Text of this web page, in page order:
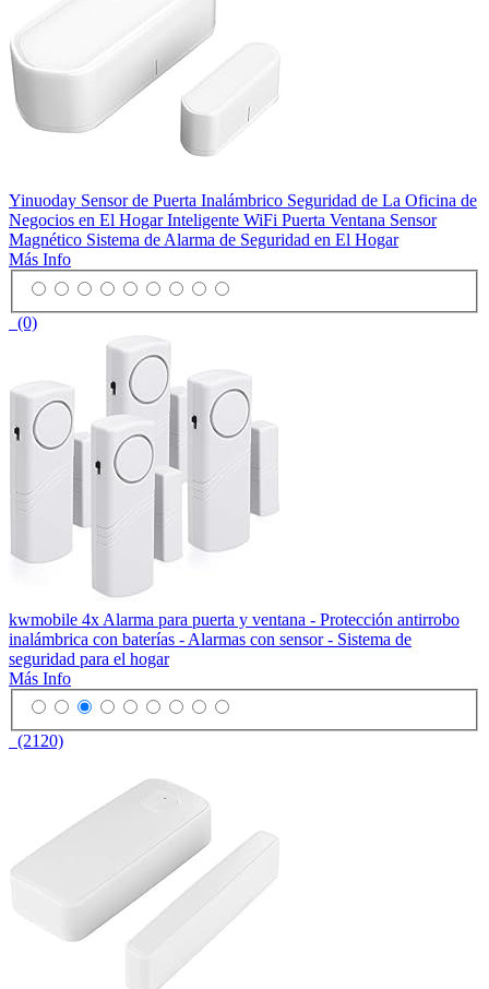
Yinuoday Sensor de Puerta Inalámbrico Seguridad de La Oficina de
Negocios en El Hogar Inteligente WiFi Puerta Ventana Sensor
Magnético Sistema de Alarma de Seguridad en El Hogar
Más Info
(0)
kwmobile 4x Alarma para puerta y ventana - Protección antirrobo
inalámbrica con baterías - Alarmas con sensor - Sistema de
seguridad para el hogar
Más Info
(2120)